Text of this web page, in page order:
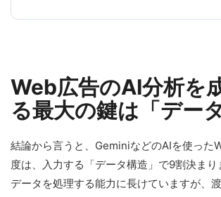
Web広告のAI分析を
る最大の鍵は「デー
結論から言うと、GeminiなどのAIを使った
度は、入力する「データ構造」で9割決ま
データを処理する能力に長けていますが、